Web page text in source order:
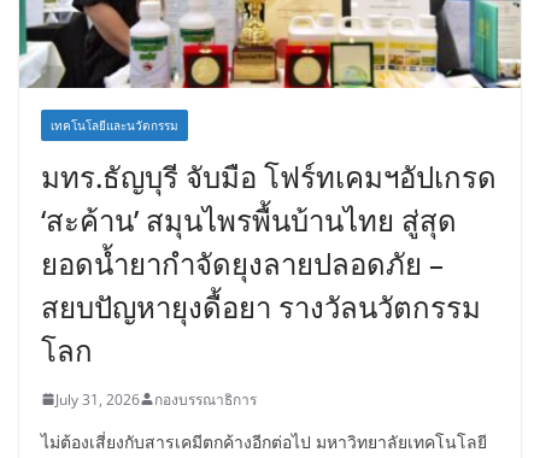
เทคโนโลยีและนวัตกรรม
มทร.ธัญบุรี จับมือ โฟร์ทเคมฯอัปเกรด
‘สะค้าน’ สมุนไพรพื้นบ้านไทย สู่สุด
ยอดน้ำยากำจัดยุงลายปลอดภัย –
สยบปัญหายุงดื้อยา รางวัลนวัตกรรม
โลก
July 31, 2026 กองบรรณาธิการ
ไม่ต้องเสี่ยงกับสารเคมีตกค้างอีกต่อไป มหาวิทยาลัยเทคโนโลยี